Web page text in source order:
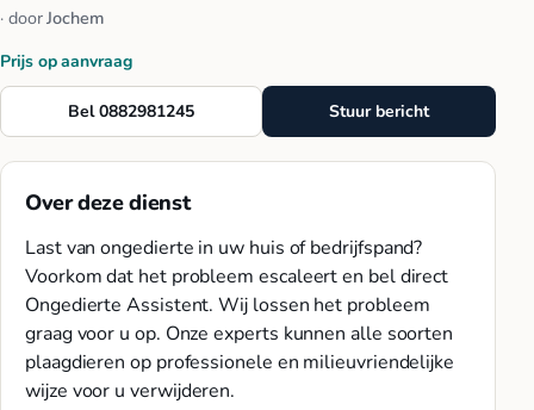
· doorJochem
Prijs op aanvraag
Bel 0882981245 Stuur bericht
Over deze dienst
Last van ongedierte in uw huis of bedrijfspand?
Voorkom dat het probleem escaleert en bel direct
Ongedierte Assistent. Wij lossen het probleem
graag voor u op. Onze experts kunnen alle soorten
plaagdieren op professionele en milieuvriendelijke
wijze voor u verwijderen.